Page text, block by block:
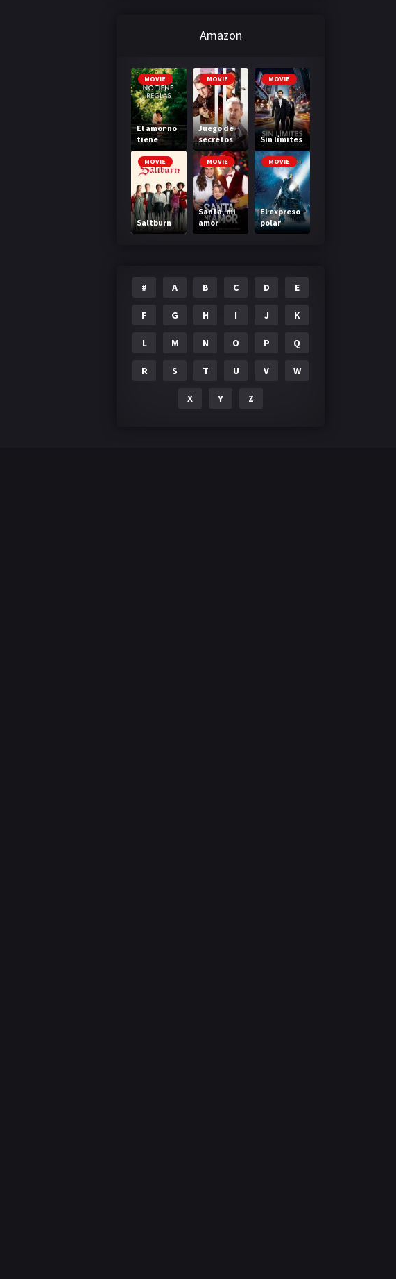
Amazon
MOVIE
El amor no
tiene
reglas
MOVIE
Juego de
secretos
MOVIE
Sin límites
MOVIE
Saltburn
MOVIE
Santa, mi
amor
MOVIE
El expreso
polar
# A B C D E
F G H I J K
L M N O P Q
R S T U V W
X Y Z